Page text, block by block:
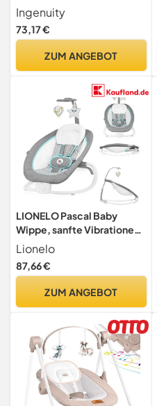
lamp - mit Melodien, Zeit-
und Schaukeleinstellung
Ingenuity
73,17 €
ZUM ANGEBOT
LIONELO Pascal Baby
Wippe, sanfte Vibrationen,
5 Melodien,
Spielzeugkarussell mit
interaktiven Plüschtieren,
Rückenlehne,
Lionelo
87,66 €
ZUM ANGEBOT